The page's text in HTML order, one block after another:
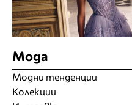
Мода
Модни тенденции
Колекции